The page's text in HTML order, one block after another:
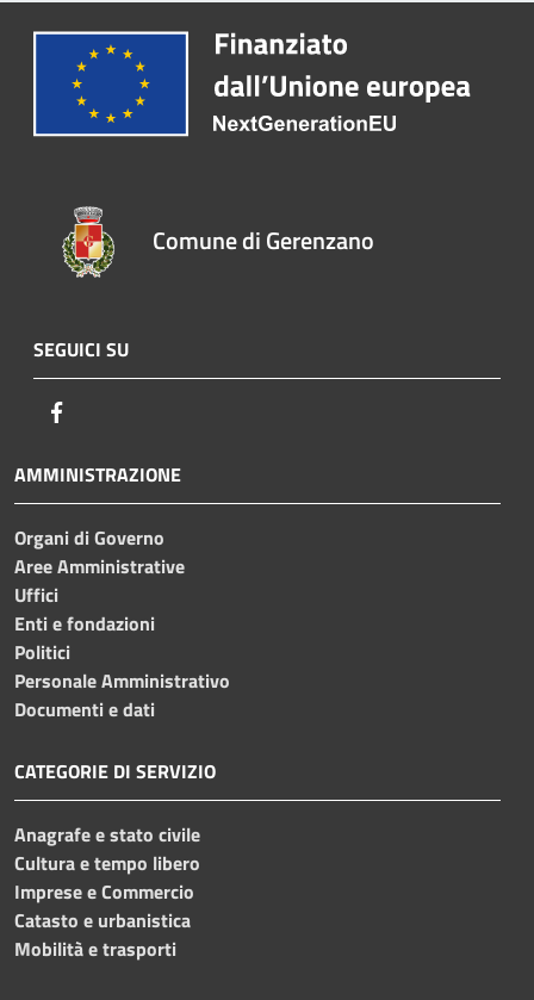
Comune di Gerenzano
SEGUICI SU
AMMINISTRAZIONE
Organi di Governo
Aree Amministrative
Uffici
Enti e fondazioni
Politici
Personale Amministrativo
Documenti e dati
CATEGORIE DI SERVIZIO
Anagrafe e stato civile
Cultura e tempo libero
Imprese e Commercio
Catasto e urbanistica
Mobilità e trasporti